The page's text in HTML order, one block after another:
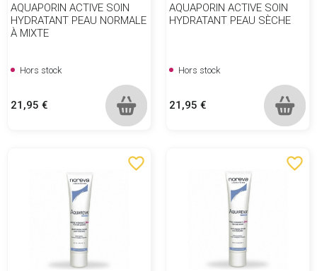
AQUAPORIN ACTIVE SOIN
HYDRATANT PEAU NORMALE
À MIXTE
Hors stock
Prix
21,95 €
AQUAPORIN ACTIVE SOIN
HYDRATANT PEAU SÈCHE
Hors stock
Prix
21,95 €
favorite_border favorite_border